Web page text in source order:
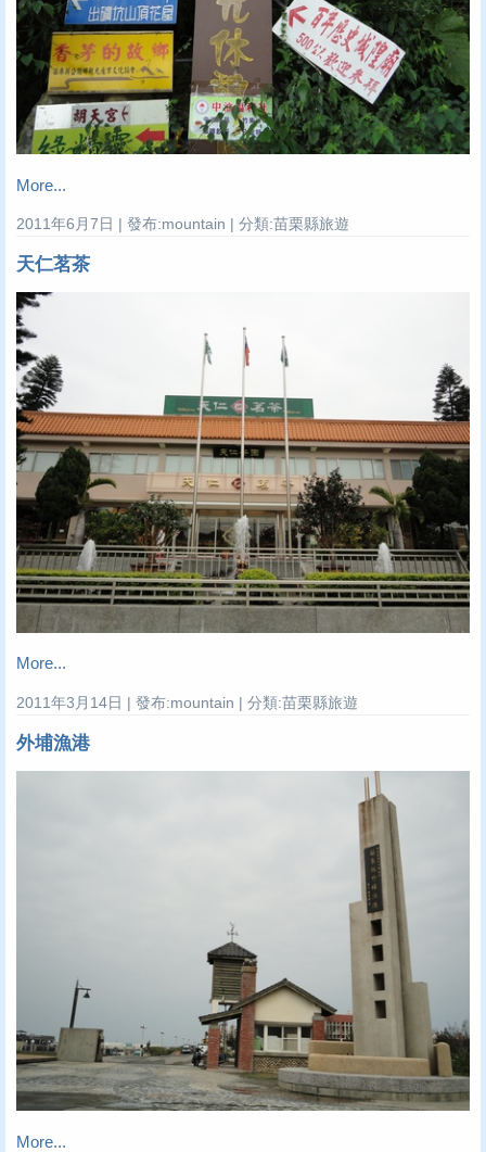
More...
2011年6月7日 | 發布:mountain | 分類:苗栗縣旅遊
天仁茗茶
More...
2011年3月14日 | 發布:mountain | 分類:苗栗縣旅遊
外埔漁港
More...